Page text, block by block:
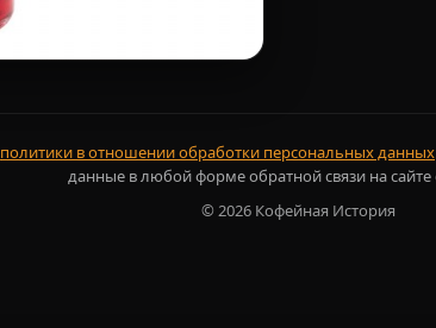
политики в отношении обработки персональных данных
данные в любой форме обратной связи на
© 2026Кофейная История